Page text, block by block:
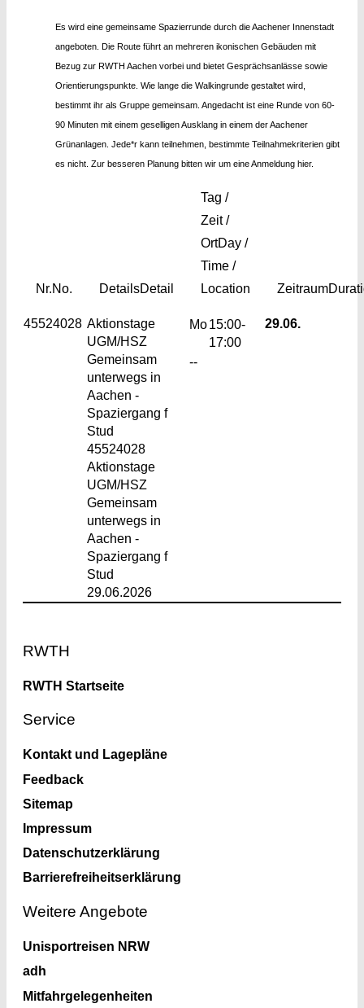
Es wird eine gemeinsame Spazierrunde durch die Aachener Innenstadt
angeboten. Die Route führt an mehreren ikonischen Gebäuden mit
Bezug zur RWTH Aachen vorbei und bietet Gesprächsanlässe sowie
Orientierungspunkte. Wie lange die Walkingrunde gestaltet wird,
bestimmt ihr als Gruppe gemeinsam. Angedacht ist eine Runde von 60-
90 Minuten mit einem geselligen Ausklang in einem der Aachener
Grünanlagen. Jede*r kann teilnehmen, bestimmte Teilnahmekriterien gibt
es nicht. Zur besseren Planung bitten wir um eine Anmeldung hier.
Nr.No. DetailsDetail
Tag /
Zeit /
OrtDay /
Time /
Location
Zeitraum
45524028 Aktionstage
UGM/HSZ
Gemeinsam
unterwegs in
Aachen -
Spaziergang f
Stud
45524028
Aktionstage
UGM/HSZ
Gemeinsam
unterwegs in
Aachen -
Spaziergang f
Stud
29.06.2026
Mo15:00-
17:00
--
29.06.
RWTH
RWTH Startseite
Service
Kontakt und Lagepläne
Feedback
Sitemap
Impressum
Datenschutzerklärung
Barrierefreiheitserklärung
Weitere Angebote
Unisportreisen NRW
adh
Mitfahrgelegenheiten